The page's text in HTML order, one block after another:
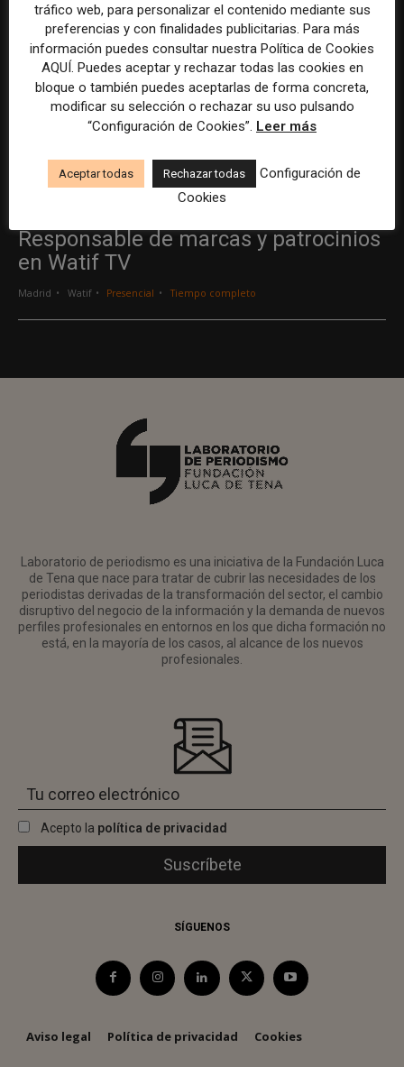
Becario/a de redes sociales y
creación de contenidos
Madrid ASE Athletics Híbrido Prácticas
Tiempo completo
Responsable de marcas y patrocinios
en Watif TV
Madrid Watif Presencial Tiempo completo
Laboratorio de periodismo es una iniciativa de la Fundación Luca
de Tena que nace para tratar de cubrir las necesidades de los
periodistas derivadas de la transformación del sector, el cambio
disruptivo del negocio de la información y la demanda de nuevos
perfiles profesionales en entornos en los que dicha formación no
está, en la mayoría de los casos, al alcance de los nuevos
profesionales.
Acepto la política de privacidad
SÍGUENOS
Aviso legal Política de privacidad Cookies
tráfico web, para personalizar el contenido mediante sus
preferencias y con finalidades publicitarias. Para más
información puedes consultar nuestra Política de Cookies
AQUÍ. Puedes aceptar y rechazar todas las cookies en
bloque o también puedes aceptarlas de forma concreta,
modificar su selección o rechazar su uso pulsando
“Configuración de Cookies”. Leer más
Aceptar todas Rechazar todas
Configuración de
Cookies